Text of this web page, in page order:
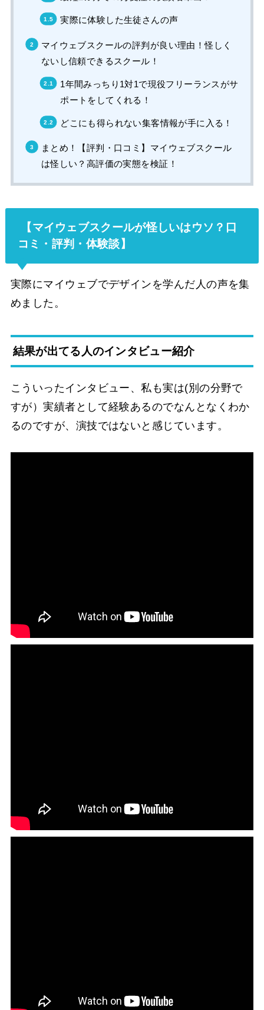
実際に体験した生徒さんの声
マイウェブスクールの評判が良い理由！怪しく
ないし信頼できるスクール！
1年間みっちり1対1で現役フリーランスがサ
ポートをしてくれる！
どこにも得られない集客情報が手に入る！
まとめ！【評判・口コミ】マイウェブスクール
は怪しい？高評価の実態を検証！
【マイウェブスクールが怪しいはウソ？口
コミ・評判・体験談】
実際にマイウェブでデザインを学んだ人の声を集
めました。
結果が出てる人のインタビュー紹介
こういったインタビュー、私も実は(別の分野で
すが）実績者として経験あるのでなんとなくわか
るのですが、演技ではないと感じています。